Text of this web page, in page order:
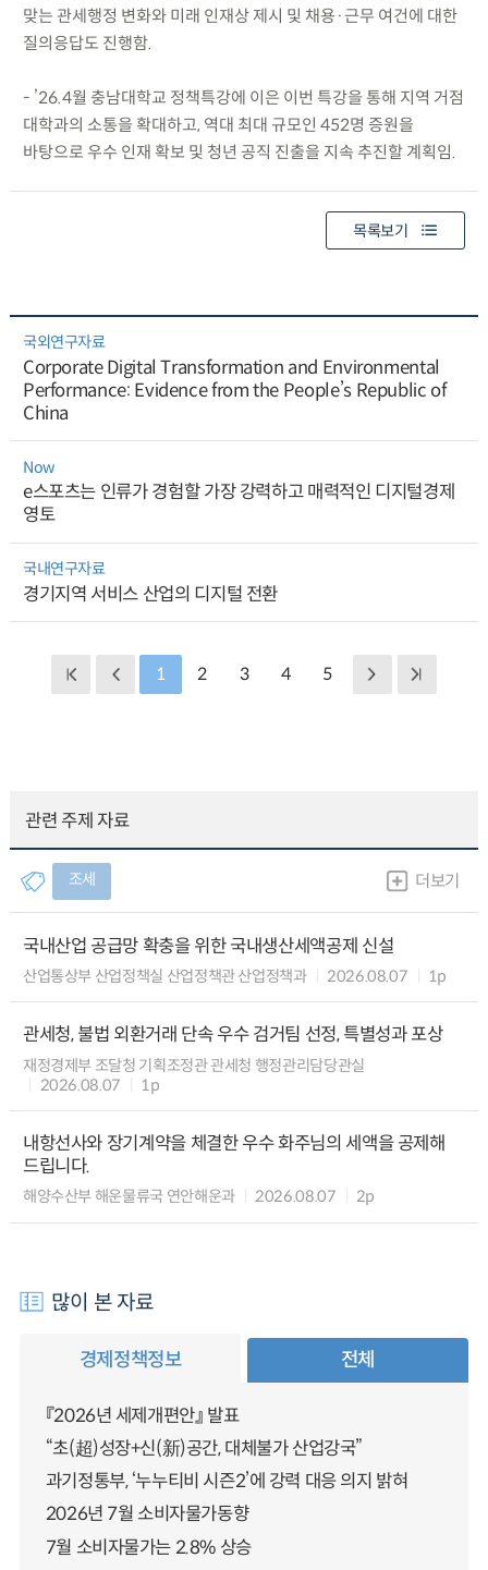
맞는 관세행정 변화와 미래 인재상 제시 및 채용·근무 여건에 대한
질의응답도 진행함.
- ’26.4월 충남대학교 정책특강에 이은 이번 특강을 통해 지역 거점
대학과의 소통을 확대하고, 역대 최대 규모인 452명 증원을
바탕으로 우수 인재 확보 및 청년 공직 진출을 지속 추진할 계획임.
목록보기
국외연구자료
Corporate Digital Transformation and Environmental
Performance: Evidence from the People’s Republic of
China
Now
e스포츠는 인류가 경험할 가장 강력하고 매력적인 디지털경제
영토
국내연구자료
경기지역 서비스 산업의 디지털 전환
1 2 3 4 5
관련 주제 자료
조세 더보기
국내산업 공급망 확충을 위한 국내생산세액공제 신설
산업통상부 산업정책실 산업정책관 산업정책과 2026.08.07 1p
관세청, 불법 외환거래 단속 우수 검거팀 선정, 특별성과 포상
재정경제부 조달청 기획조정관 관세청 행정관리담당관실
2026.08.07
1p
내항선사와 장기계약을 체결한 우수 화주님의 세액을 공제해
드립니다.
해양수산부 해운물류국 연안해운과 2026.08.07 2p
많이 본 자료
경제정책정보 전체
『2026년 세제개편안』 발표
“초(超)성장+신(新)공간, 대체불가 산업강국”
과기정통부, ‘누누티비 시즌2’에 강력 대응 의지 밝혀
2026년 7월 소비자물가동향
7월 소비자물가는 2.8% 상승